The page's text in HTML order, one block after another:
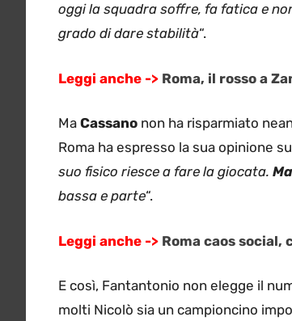
oggi la squadra soffre, fa fatica e
grado di dare stabilità“.
Leggi anche -> Roma, il rosso a
Ma Cassano non ha risparmiato
Roma ha espresso la sua opinione
suo fisico riesce a fare la giocata.
bassa e parte“.
Leggi anche -> Roma caos social,
E così, Fantantonio non elegge il
molti Nicolò sia un campioncino